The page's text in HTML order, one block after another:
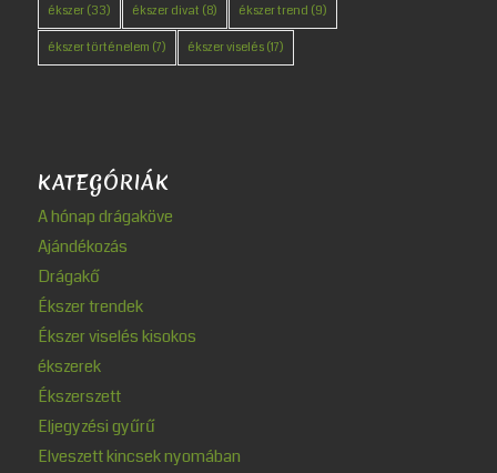
ékszer(33) ékszer divat (8) ékszer trend (9)
ékszer történelem (7) ékszer viselés(17)
KATEGÓRIÁK
A hónap drágaköve
Ajándékozás
Drágakő
Ékszer trendek
Ékszer viselés kisokos
ékszerek
Ékszerszett
Eljegyzési gyűrű
Elveszett kincsek nyomában